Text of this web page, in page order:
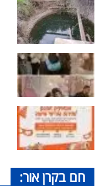
חם בקרן אור: